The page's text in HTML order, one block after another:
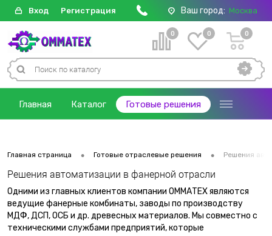
Вход Регистрация Ваш город: Москва
0 0 0
Главная Каталог Готовые решения
Главная страница • Готовые отраслевые решения • Решения
Решения автоматизации в фанерной отрасли
Одними из главных клиентов компании ОММАТЕХ являются
ведущие фанерные комбинаты, заводы по производству
МДФ, ДСП, ОСБ и др. древесных материалов. Мы совместно с
техническими службами предприятий, которые